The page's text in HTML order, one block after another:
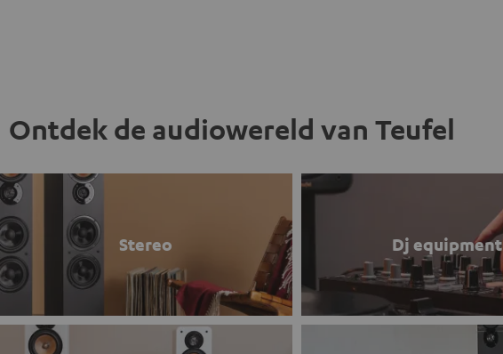
Ontdek de audiowereld van Teufel
Stereo Dj equipment